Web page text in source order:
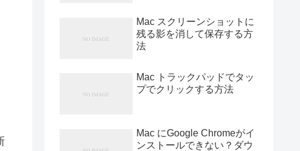
Mac スクリーンショットに
残る影を消して保存する方
法
Mac トラックパッドでタッ
プでクリックする方法
Mac にGoogle Chromeがイ
ンストールできない？ダウ